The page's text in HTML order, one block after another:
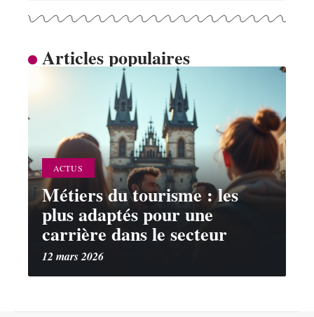
Articles populaires
ACTUS
Métiers du tourisme : les
plus adaptés pour une
carrière dans le secteur
12 mars 2026